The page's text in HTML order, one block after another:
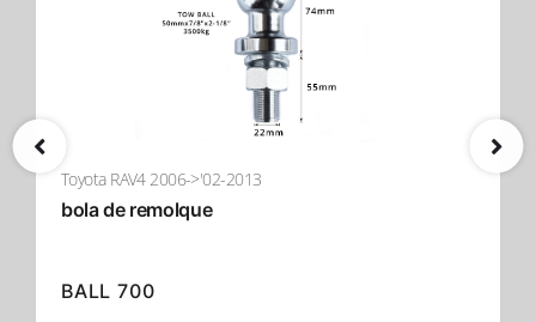
Toyota RAV4 2006->'02-2013
bola de remolque
BALL 700